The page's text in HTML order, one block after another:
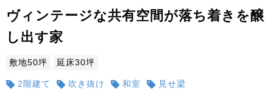
ヴィンテージな共有空間が落ち着きを醸
し出す家
敷地50坪 延床30坪
2階建て 吹き抜け 和室 見せ梁